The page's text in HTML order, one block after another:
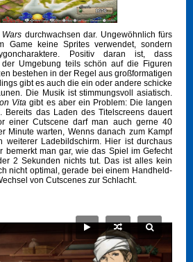
Wars durchwachsen dar. Ungewöhnlich fürs
Game keine Sprites verwendet, sondern
Positiv daran ist, dass
der Umgebung teils schön auf die Figuren
bestehen in der Regel aus großformatigen
gibt es auch die ein oder andere schicke
Die Musik ist stimmungsvoll asiatisch.
Vita gibt es aber ein Problem: Die langen
Bereits das Laden des Titelscreens dauert
einer Cutscene darf man auch gerne 40
Minute warten, Wenns danach zum Kampf
weiterer Ladebildschirm. Hier ist durchaus
bemerkt man gar, wie das Spiel im Gefecht
2 Sekunden nichts tut. Das ist alles kein
nicht optimal, gerade bei einem Handheld-
von Cutscenes zur Schlacht.